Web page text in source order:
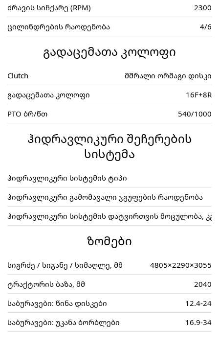
ძრავის სიჩქარე (RPM)
2300
ცილინდრების რაოდენობა
4/6
გადაცემათა კოლოფი
Clutch
მშრალი ორმაგი დისკი
გადაცემათა კოლოფი
16F+8R
PTO ბრ/წთ
540/1000
ჰიდრავლიკური შეჩერების
სისტემა
ჰიდრავლიკური სისტემის ტიპი
ჰიდრავლიკური გამომავალი ჯგუფების რაოდენობა
ჰიდრავლიკური სისტემის დატვირთვის მოცულობა, კგ
ზომები
სიგრძე / სიგანე / სიმაღლე, მმ
4805×2290×3055
ტრაქტორის ბაზა, მმ
2040
საბურავები: წინა დისკები
12.4-24
საბურავები: უკანა ბორბლები
16.9-34